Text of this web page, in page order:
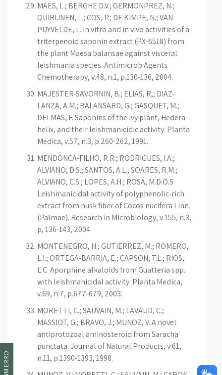
MAES, L.; BERGHE D.V.; GERMONPREZ, N.;
QUIRIJNEN, L.; COS, P.; DE KIMPE, N.; VAN
PUYVELDE, L. In vitro and in vivo activities of a
triterpenoid saponin extract (PX-6518) from
the plant Maesa balansae against visceral
leishmania species. Antimicrob Agents
Chemotherapy, v.48, n.1, p.130-136, 2004.
MAJESTER-SAVORNIN, B.; ELIAS, R,; DIAZ-
LANZA, A.M.; BALANSARD, G.; GASQUET, M.;
DELMAS, F. Saponins of the ivy plant, Hedera
helix, and their leishmanicidic activity. Planta
Medica, v.57, n.3, p.260-262, 1991.
MENDONCA-FILHO, R.R.; RODRIGUES, I.A.;
ALVIANO, D.S.; SANTOS, A.L., SOARES, R.M.;
ALVIANO, C.S.; LOPES, A.H.; ROSA, M.D.O.S.
Leishmanicidal activity of polyphenolic-rich
extract from husk fiber of Cocos nucifera Linn.
(Palmae). Research in Microbiology, v.155, n.3,
p, 136-143, 2004.
MONTENEGRO, H.; GUTIERREZ, M.; ROMERO,
L.I.; ORTEGA-BARRIA, E.; CAPSON, T.L.; RIOS,
L.C. Aporphine alkaloids from Guatteria spp.
with leishmanicidal activity. Planta Medica,
v.69, n.7, p.677-679, 2003.
MORETTI, C.; SAUVAIN, M.; LAVAUD, C.;
MASSIOT, G.; BRAVO, J.; MUNOZ, V. A novel
antiprotozoal aminosteroid from Saracha
punctata. Journal of Natural Products, v.61,
n.11, p.1390-1393, 1998.